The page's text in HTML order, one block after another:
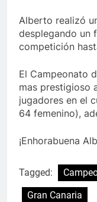
Alberto realizó
desplegando un
competición
El Campeonato
mas prestigioso
jugadores en el
64 femenino),
¡Enhorabuena
Tagged:
Gran Canaria